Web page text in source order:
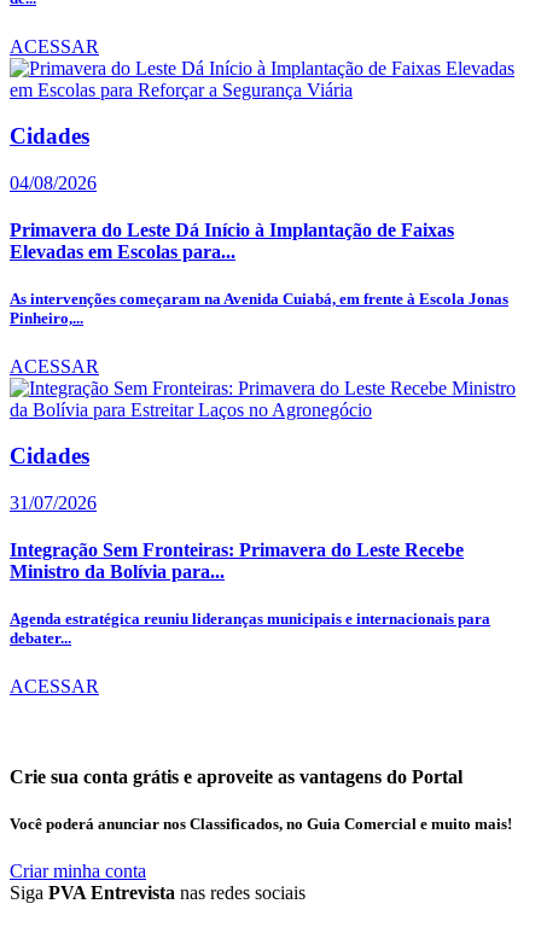
ACESSAR
Cidades
04/08/2026
Primavera do Leste Dá Início à Implantação de Faixas
Elevadas em Escolas para...
As intervenções começaram na Avenida Cuiabá, em frente à Escola Jonas
Pinheiro,...
ACESSAR
Cidades
31/07/2026
Integração Sem Fronteiras: Primavera do Leste Recebe
Ministro da Bolívia para...
Agenda estratégica reuniu lideranças municipais e internacionais para
debater...
ACESSAR
Crie sua conta grátis e aproveite as vantagens do Portal
Você poderá anunciar nos Classificados, no Guia Comercial e muito mais!
Criar minha conta
Siga PVA Entrevista nas redes sociais